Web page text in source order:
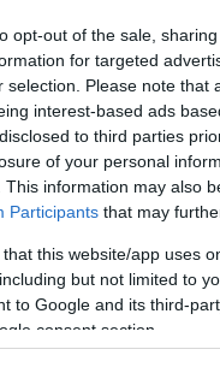
opt-out of the sale,
for targeted
selection. Please note
interest-based ads
to third parties
of your personal
This information may also
Participants that may
that this website/app uses
but not limited to
to Google and its third-
consent section.
is!
Tetszik 0